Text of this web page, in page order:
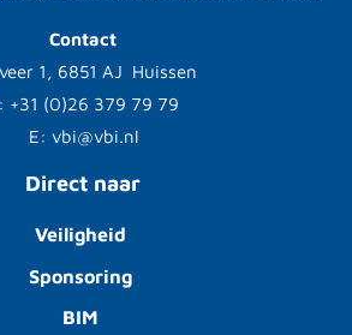
Contact
1, 6851 AJ Huissen
+31 (0)26 379 79 79
E: vbi@vbi.nl
Direct naar
Veiligheid
Sponsoring
BIM